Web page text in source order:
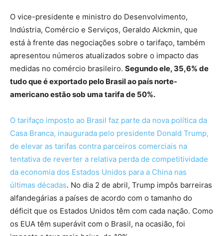
O vice-presidente e ministro do Desenvolvimento,
Indústria, Comércio e Serviços, Geraldo Alckmin, que
está à frente das negociações sobre o tarifaço, também
apresentou números atualizados sobre o impacto das
medidas no comércio brasileiro. Segundo ele, 35,6% de
tudo que é exportado pelo Brasil ao país norte-
americano estão sob uma tarifa de 50%.
O tarifaço imposto ao Brasil faz parte da nova política da
Casa Branca, inaugurada pelo presidente Donald Trump,
de elevar as tarifas contra parceiros comerciais na
tentativa de reverter a relativa perda de competitividade
da economia dos Estados Unidos para a China nas
últimas décadas. No dia 2 de abril, Trump impôs barreiras
alfandegárias a países de acordo com o tamanho do
déficit que os Estados Unidos têm com cada nação. Como
os EUA têm superávit com o Brasil, na ocasião, foi